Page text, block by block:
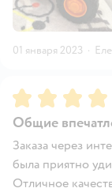
01 января 2023 ·
Рейтинг:5
Общие
Заказа через
была приятно
Отличное